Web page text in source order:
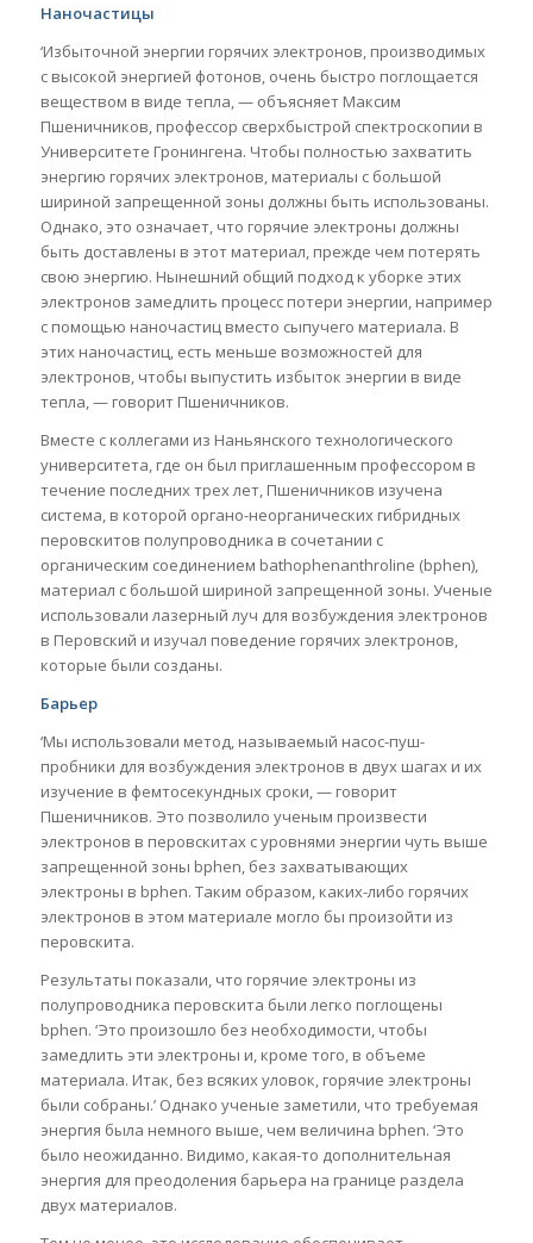
Наночастицы
‘Избыточной энергии горячих электронов, производимых
с высокой энергией фотонов, очень быстро поглощается
веществом в виде тепла, — объясняет Максим
Пшеничников, профессор сверхбыстрой спектроскопии в
Университете Гронингена. Чтобы полностью захватить
энергию горячих электронов, материалы с большой
шириной запрещенной зоны должны быть использованы.
Однако, это означает, что горячие электроны должны
быть доставлены в этот материал, прежде чем потерять
свою энергию. Нынешний общий подход к уборке этих
электронов замедлить процесс потери энергии, например
с помощью наночастиц вместо сыпучего материала. В
этих наночастиц, есть меньше возможностей для
электронов, чтобы выпустить избыток энергии в виде
тепла, — говорит Пшеничников.
Вместе с коллегами из Наньянского технологического
университета, где он был приглашенным профессором в
течение последних трех лет, Пшеничников изучена
система, в которой органо-неорганических гибридных
перовскитов полупроводника в сочетании с
органическим соединением bathophenanthroline (bphen),
материал с большой шириной запрещенной зоны. Ученые
использовали лазерный луч для возбуждения электронов
в Перовский и изучал поведение горячих электронов,
которые были созданы.
Барьер
‘Мы использовали метод, называемый насос-пуш-
пробники для возбуждения электронов в двух шагах и их
изучение в фемтосекундных сроки, — говорит
Пшеничников. Это позволило ученым произвести
электронов в перовскитах с уровнями энергии чуть выше
запрещенной зоны bphen, без захватывающих
электроны в bphen. Таким образом, каких-либо горячих
электронов в этом материале могло бы произойти из
перовскита.
Результаты показали, что горячие электроны из
полупроводника перовскита были легко поглощены
bphen. ‘Это произошло без необходимости, чтобы
замедлить эти электроны и, кроме того, в объеме
материала. Итак, без всяких уловок, горячие электроны
были собраны.’ Однако ученые заметили, что требуемая
энергия была немного выше, чем величина bphen. ‘Это
было неожиданно. Видимо, какая-то дополнительная
энергия для преодоления барьера на границе раздела
двух материалов.